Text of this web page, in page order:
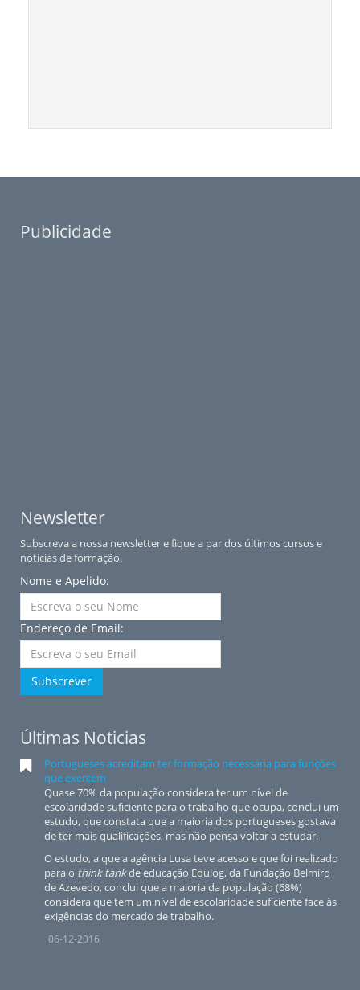
Publicidade
Newsletter
Subscreva a nossa newsletter e fique a par dos últimos cursos e
noticias de formação.
Nome e Apelido:
Endereço de Email:
Subscrever
Últimas Noticias
Portugueses acreditam ter formação necessária para funções
que exercem
Quase 70% da população considera ter um nível de
escolaridade suficiente para o trabalho que ocupa, conclui um
estudo, que constata que a maioria dos portugueses gostava
de ter mais qualificações, mas não pensa voltar a estudar.
O estudo, a que a agência Lusa teve acesso e que foi realizado
para o think tankde educação Edulog, da Fundação Belmiro
de Azevedo, conclui que a maioria da população (68%)
considera que tem um nível de escolaridade suficiente face às
exigências do mercado de trabalho.
06-12-2016